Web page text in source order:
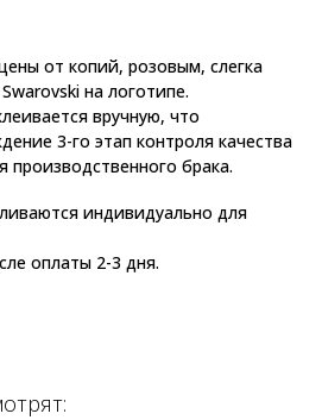
от копий, розовым, слегка
на логотипе.
вручную, что
3-го этап контроля качества
производственного брака.
индивидуально для
оплаты 2-3 дня.